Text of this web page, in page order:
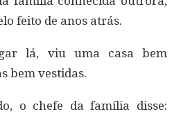
feito de anos atrás.
lá, viu uma casa bem
bem vestidas.
o chefe da família disse: